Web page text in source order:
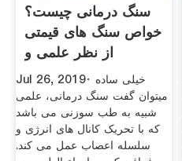
سنگ درمانی چیست؟
خواص سنگ های قیمتی
از نظر علمی و
تحقیقاتی
Jul 26, 2019· خیلی ساده
میتوان گفت سنگ درمانی، علمی
شبیه به طب سوزنی می باشد
که با تحریک کانال های انرژی و
سلسله اعصاب عمل می کند.